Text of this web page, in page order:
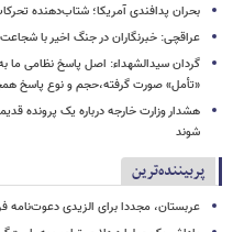
بحران پدافندی آمریکا؛ شتاب‌دهنده
عراقچی: خبرنگاران در جنگ اخیر با شجاعت
گردان سیدالشهداء: اصل پاسخ نظامی ما
«تأمل» صورت گرفته،حجم و نوع پاسخ
هشدار وزارت خارجه درباره یک پرونده
شوند
پربیننده‌ترین
عربستان، مجددا برای الزیدی دعوت‌نامه